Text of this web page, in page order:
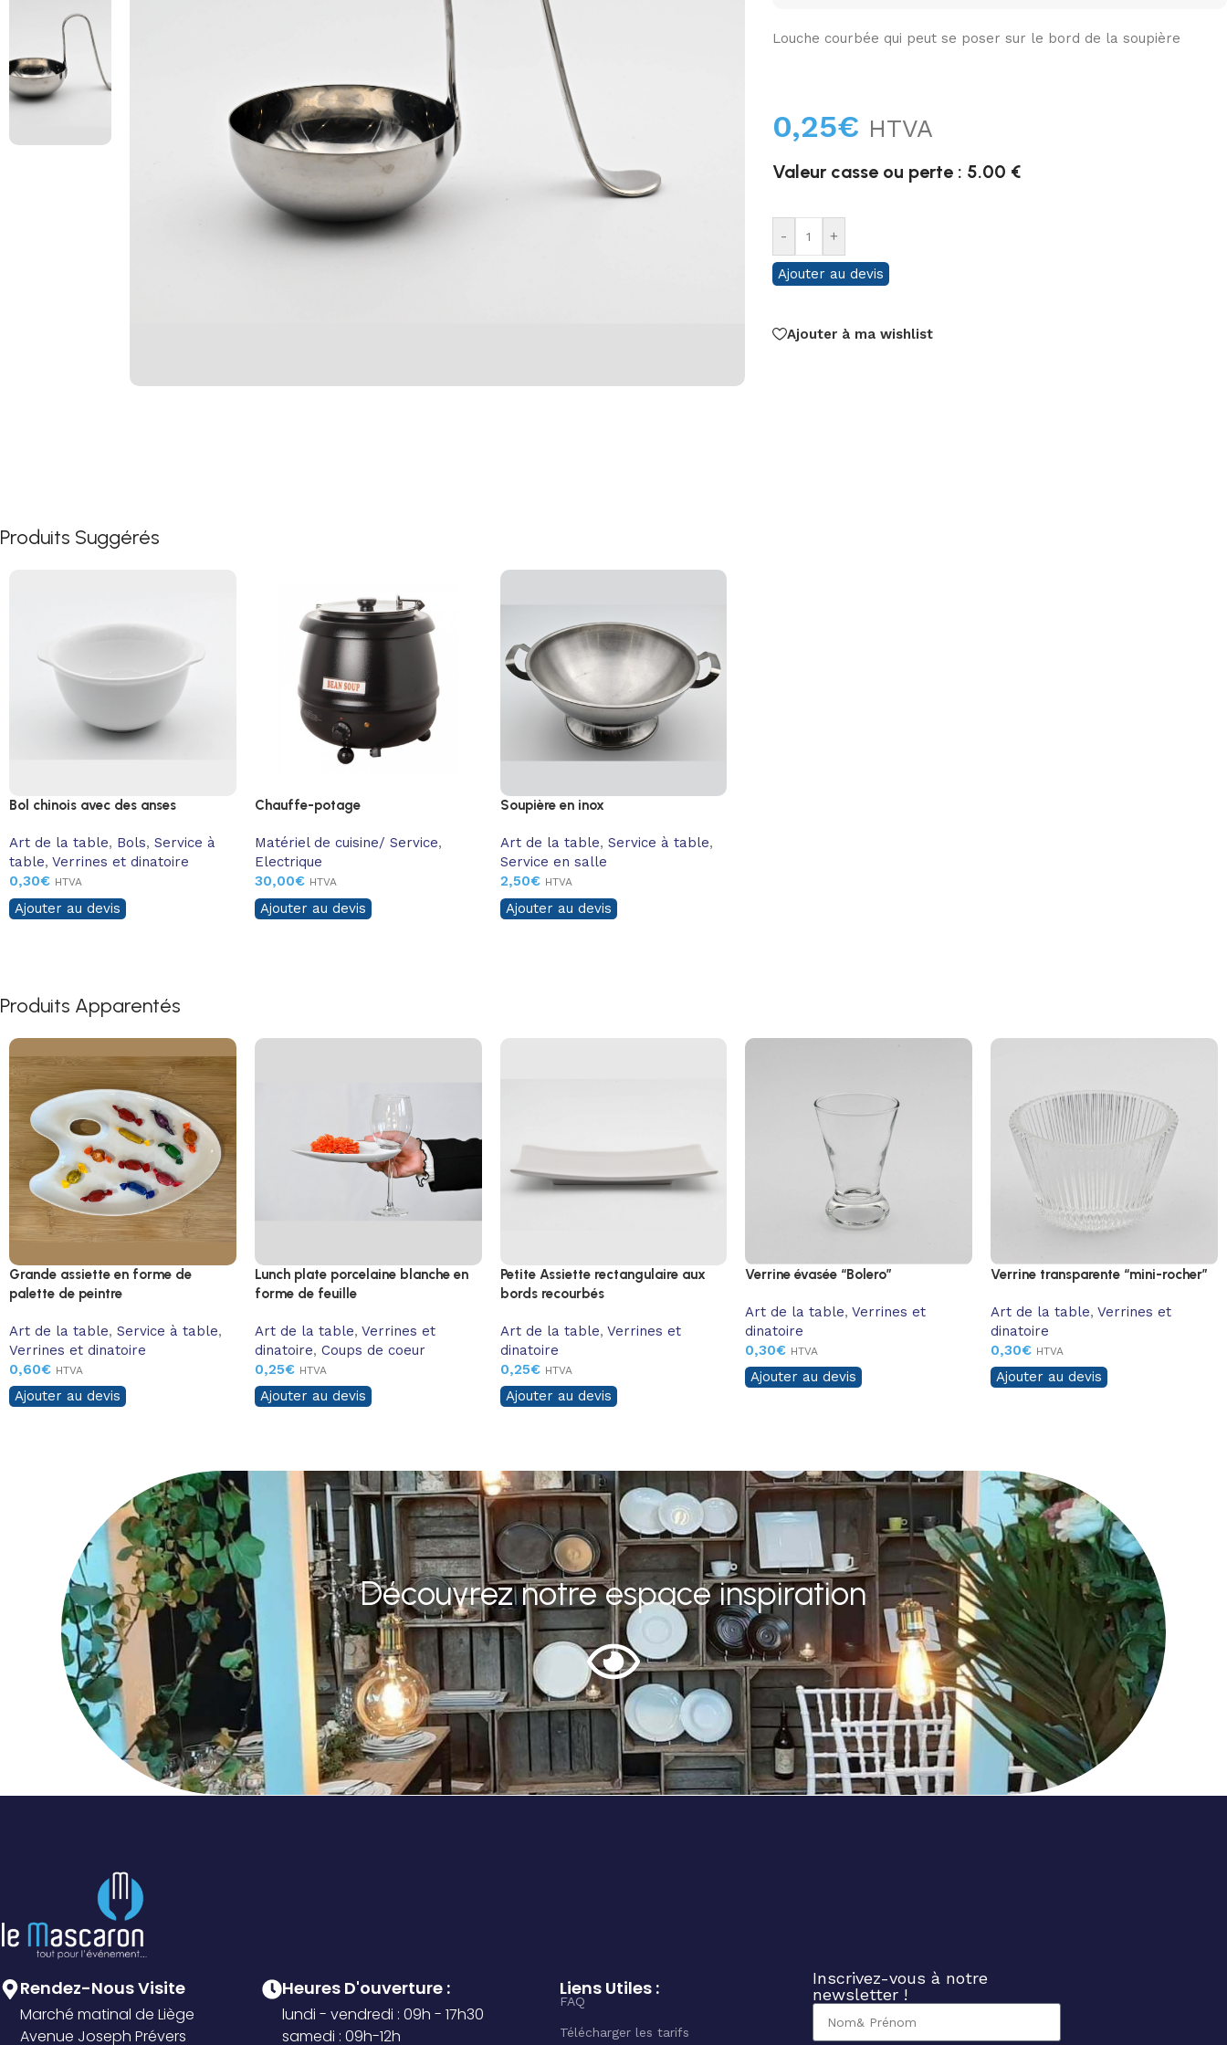
Louche courbée qui peut se poser sur le bord de la soupière
0,25€ HTVA
Valeur casse ou perte : 5.00 €
- +
Ajouter au devis
Ajouter à ma wishlist
Produits Suggérés
Bol chinois avec des anses
Art de la table, Bols, Service à
table, Verrines et dinatoire
0,30€ HTVA
Ajouter au devis
Chauffe-potage
Matériel de cuisine/ Service,
Electrique
30,00€ HTVA
Ajouter au devis
Soupière en inox
Art de la table, Service à table,
Service en salle
2,50€ HTVA
Ajouter au devis
Produits Apparentés
Grande assiette en forme de
palette de peintre
Art de la table, Service à table,
Verrines et dinatoire
0,60€ HTVA
Ajouter au devis
Lunch plate porcelaine blanche en
forme de feuille
Art de la table, Verrines et
dinatoire, Coups de coeur
0,25€ HTVA
Ajouter au devis
Petite Assiette rectangulaire aux
bords recourbés
Art de la table, Verrines et
dinatoire
0,25€ HTVA
Ajouter au devis
Verrine évasée “Bolero”
Art de la table, Verrines et
dinatoire
0,30€ HTVA
Ajouter au devis
Verrine transparente “mini-rocher”
Art de la table, Verrines et
dinatoire
0,30€ HTVA
Ajouter au devis
Découvrez notre espace inspiration
Rendez-Nous Visite
Marché matinal de Liège
Avenue Joseph Prévers
Heures D'ouverture :
lundi - vendredi : 09h - 17h30
samedi : 09h-12h
Liens Utiles :
FAQ
Télécharger les tarifs
Inscrivez-vous à notre
newsletter !